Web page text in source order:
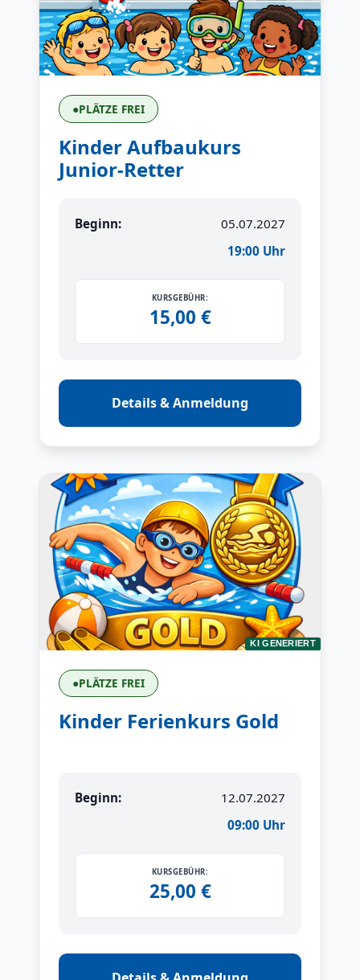
●PLÄTZE FREI
Kinder Aufbaukurs
Junior-Retter
Beginn:
05.07.2027
19:00 Uhr
KURSGEBÜHR:
15,00 €
Details & Anmeldung
KI GENERIERT
●PLÄTZE FREI
Kinder Ferienkurs Gold
Beginn:
12.07.2027
09:00 Uhr
KURSGEBÜHR:
25,00 €